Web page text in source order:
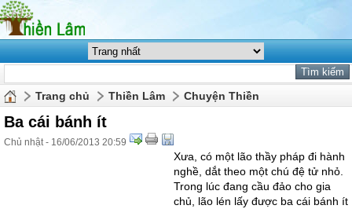
Trang chủ Thiền Lâm Chuyện Thiền
Ba cái bánh ít
Chủ nhật - 16/06/2013 20:59
Xưa, có một lão thầy pháp đi hành
nghề, dắt theo một chú đệ tử nhỏ.
Trong lúc đang cầu đảo cho gia
chủ, lão lén lấy được ba cái bánh ít